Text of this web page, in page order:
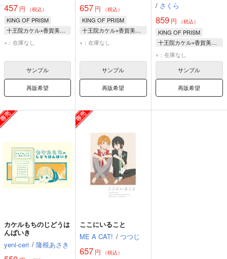
457 円 （税込）
KING OF PRISM
十王院カケル×香賀美タイガ
十王院カケル
×：在庫なし
サンプル
再販希望
657 円 （税込）
KING OF PRISM
十王院カケル×香賀美タイガ
十王院カケル
×：在庫なし
サンプル
再販希望
/ さくら
859円 （税込）
KING OF PRISM
十王院カケル×香賀美タイガ
十王院カケル
香賀美タイガ
×：在庫なし
サンプル
再販希望
カケルもちのじどうは
んばいき
yeni-ceri / 隆根あさき
ここにいること
ME A CAT! / つつじ
657 円 （税込）